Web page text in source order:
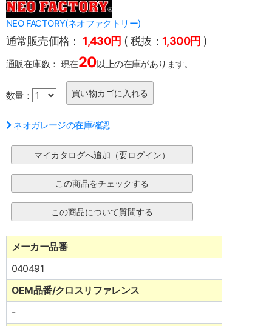
NEO FACTORY(ネオファクトリー)
通常販売価格： 1,430円 ( 税抜： 1,300円 )
通販在庫数： 現在20以上の在庫があります。
数量：
ネオガレージの在庫確認
メーカー品番
040491
OEM品番/クロスリファレンス
-